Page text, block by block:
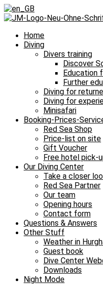
Home
Diving
Divers training
Discover
Education
Further
Diving for
Diving for
Minisafari
Booking-Prices-
Red Sea Shop
Price-list on site
Gift Voucher
Free hotel pick-
Our Diving Center
Take a closer
Red Sea Partner
Our team
Opening hours
Contact form
Questions & Answers
Other Stuff
Weather in
Guest book
Dive Center
Downloads
Night Mode